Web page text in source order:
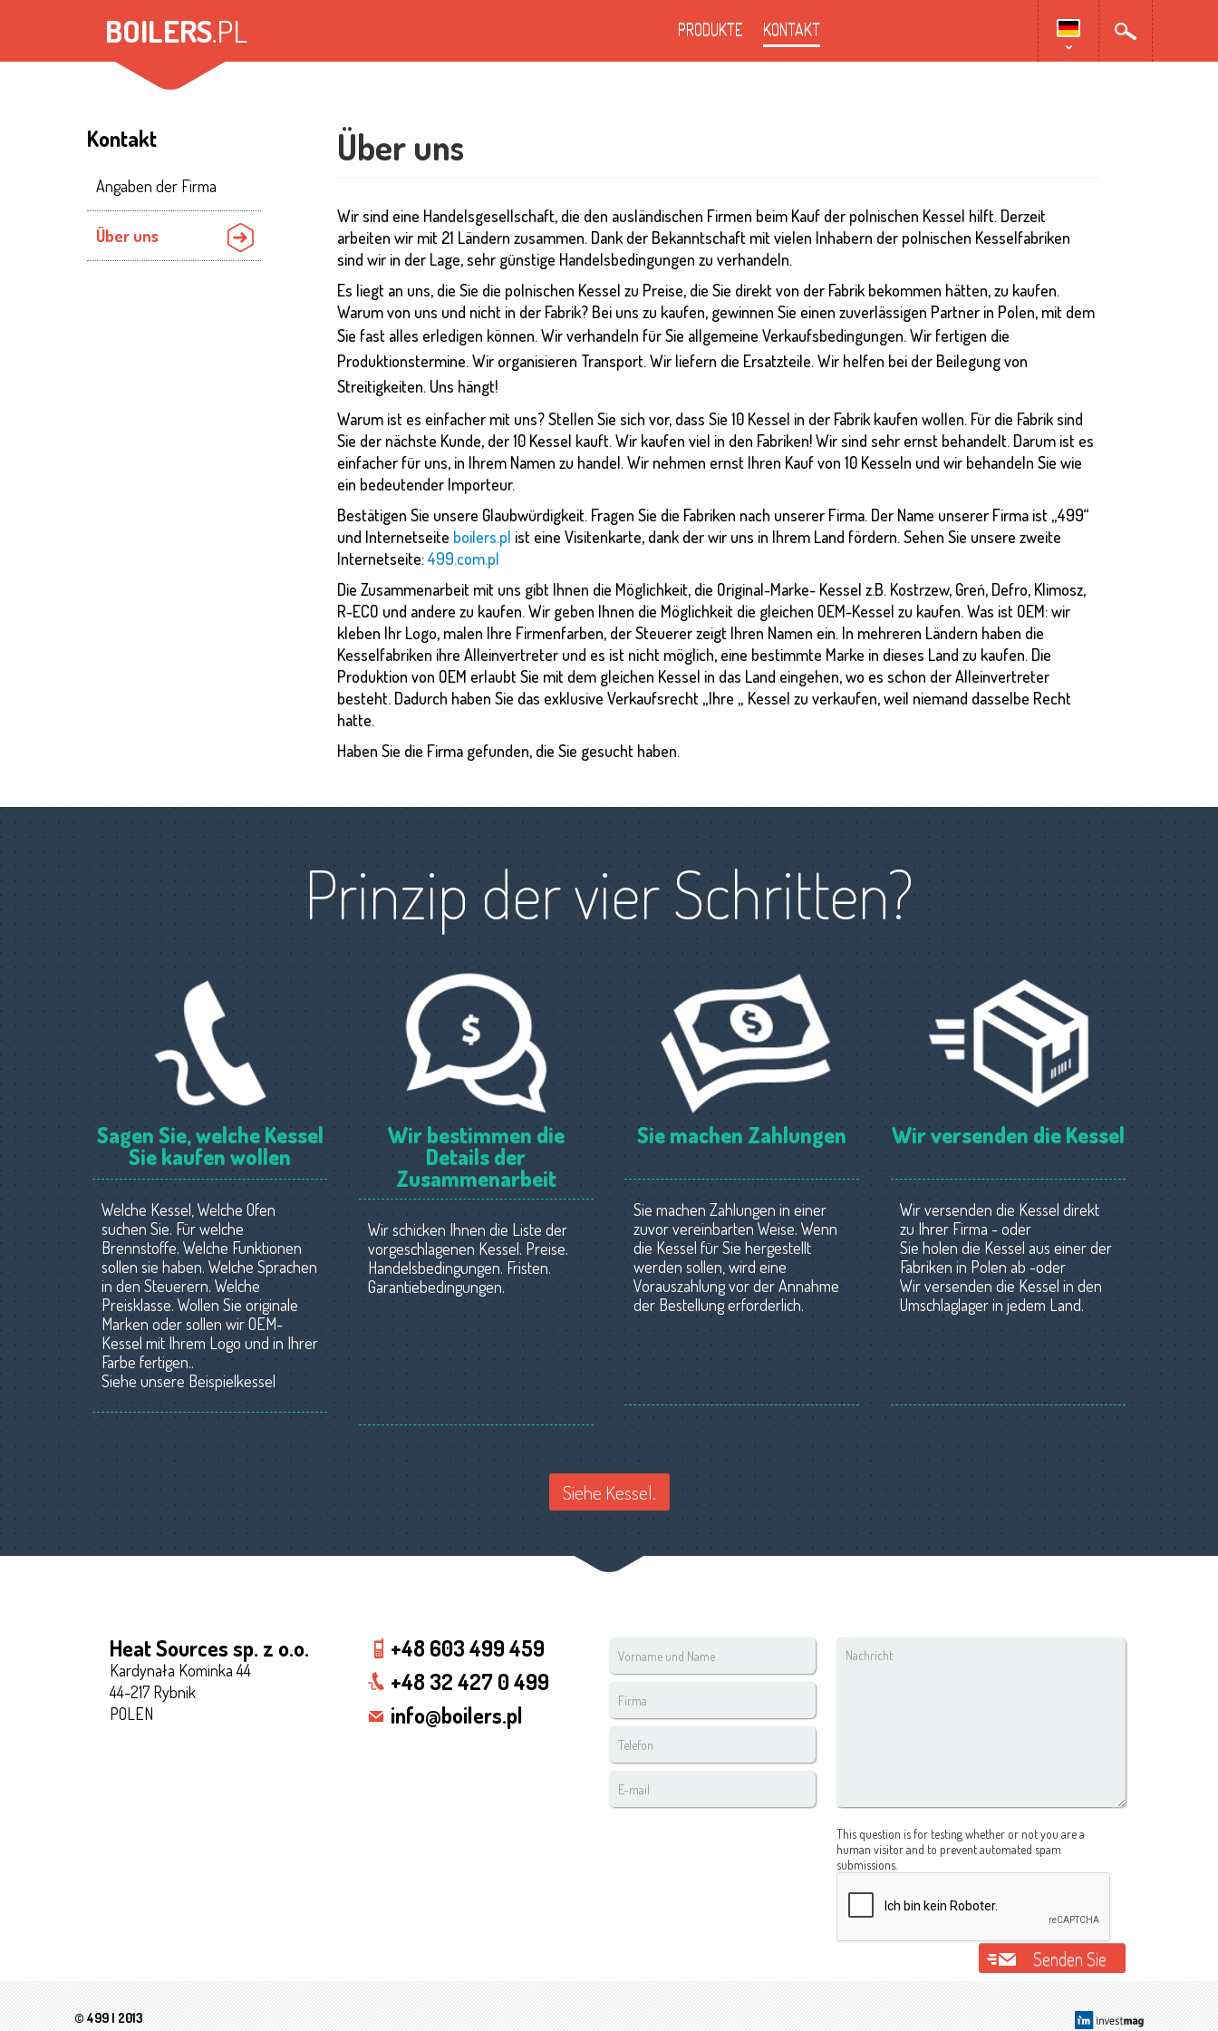
BOILERS.PL PRODUKTE KONTAKT
Kontakt
Angaben der Firma
Über uns
Über uns
Wir sind eine Handelsgesellschaft, die den ausländischen Firmen beim Kauf der polnischen Kessel hilft. Derzeit
arbeiten wir mit 21 Ländern zusammen. Dank der Bekanntschaft mit vielen Inhabern der polnischen Kesselfabriken
sind wir in der Lage, sehr günstige Handelsbedingungen zu verhandeln.
Es liegt an uns, die Sie die polnischen Kessel zu Preise, die Sie direkt von der Fabrik bekommen hätten, zu kaufen.
Warum von uns und nicht in der Fabrik? Bei uns zu kaufen, gewinnen Sie einen zuverlässigen Partner in Polen, mit dem
Sie fast alles erledigen können. Wir verhandeln für Sie allgemeine Verkaufsbedingungen. Wir fertigen die
Produktionstermine. Wir organisieren Transport. Wir liefern die Ersatzteile. Wir helfen bei der Beilegung von
Streitigkeiten. Uns hängt!
Warum ist es einfacher mit uns? Stellen Sie sich vor, dass Sie 10 Kessel in der Fabrik kaufen wollen. Für die Fabrik sind
Sie der nächste Kunde, der 10 Kessel kauft. Wir kaufen viel in den Fabriken! Wir sind sehr ernst behandelt. Darum ist es
einfacher für uns, in Ihrem Namen zu handel. Wir nehmen ernst Ihren Kauf von 10 Kesseln und wir behandeln Sie wie
ein bedeutender Importeur.
Bestätigen Sie unsere Glaubwürdigkeit. Fragen Sie die Fabriken nach unserer Firma. Der Name unserer Firma ist „499“
und Internetseite boilers.pl ist eine Visitenkarte, dank der wir uns in Ihrem Land fördern. Sehen Sie unsere zweite
Internetseite:499.com.pl
Die Zusammenarbeit mit uns gibt Ihnen die Möglichkeit, die Original-Marke- Kessel z.B. Kostrzew, Greń, Defro, Klimosz,
R-ECO und andere zu kaufen. Wir geben Ihnen die Möglichkeit die gleichen OEM-Kessel zu kaufen. Was ist OEM: wir
kleben Ihr Logo, malen Ihre Firmenfarben, der Steuerer zeigt Ihren Namen ein. In mehreren Ländern haben die
Kesselfabriken ihre Alleinvertreter und es ist nicht möglich, eine bestimmte Marke in dieses Land zu kaufen. Die
Produktion von OEM erlaubt Sie mit dem gleichen Kessel in das Land eingehen, wo es schon der Alleinvertreter
besteht. Dadurch haben Sie das exklusive Verkaufsrecht „Ihre „ Kessel zu verkaufen, weil niemand dasselbe Recht
hatte.
Haben Sie die Firma gefunden, die Sie gesucht haben.
Prinzip der vier Schritten?
Sagen Sie, welche Kessel
Sie kaufen wollen
Welche Kessel, Welche Ofen
suchen Sie. Für welche
Brennstoffe. Welche Funktionen
sollen sie haben. Welche Sprachen
in den Steuerern. Welche
Preisklasse. Wollen Sie originale
Marken oder sollen wir OEM-
Kessel mit Ihrem Logo und in Ihrer
Farbe fertigen.
Siehe unsere Beispielkessel
.
Wir bestimmen die
Details der
Zusammenarbeit
Wir schicken Ihnen die Liste der
vorgeschlagenen Kessel. Preise.
Handelsbedingungen. Fristen.
Garantiebedingungen.
Sie machen Zahlungen
Sie machen Zahlungen in einer
zuvor vereinbarten Weise. Wenn
die Kessel für Sie hergestellt
werden sollen, wird eine
Vorauszahlung vor der Annahme
der Bestellung erforderlich.
Wir versenden die Kessel
Wir versenden die Kessel direkt
zu Ihrer Firma - oder
Sie holen die Kessel aus einer der
Fabriken in Polen ab -oder
Wir versenden die Kessel in den
Umschlaglager in jedem Land.
Siehe Kessel.
Heat Sources sp. z o.o.
Kardynała Kominka 44
44-217 Rybnik
POLEN
+48 603 499 459
+48 32 427 0 499
info@boilers.pl
und
mail
This question is for testing whether or not you are a
human visitor and to prevent automated spam
submissions.
Senden Sie
© 499 | 2013